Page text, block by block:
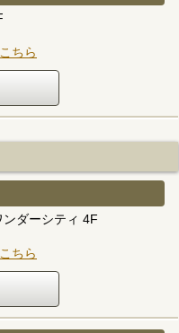
ちら
ダーシティ 4F
ちら